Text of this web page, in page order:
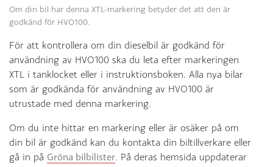
Om din bil har denna XTL-markering betyder det att den är
godkänd för HVO100.
För att kontrollera om din dieselbil är godkänd för
användning av HVO100 ska du leta efter markeringen
XTL i tanklocket eller i instruktionsboken. Alla nya bilar
som är godkända för användning av HVO100 är
utrustade med denna markering.
Om du inte hittar en markering eller är osäker på om
din bil är godkänd kan du kontakta din biltillverkare eller
gå in på Gröna bilbilister. På deras hemsida uppdaterar